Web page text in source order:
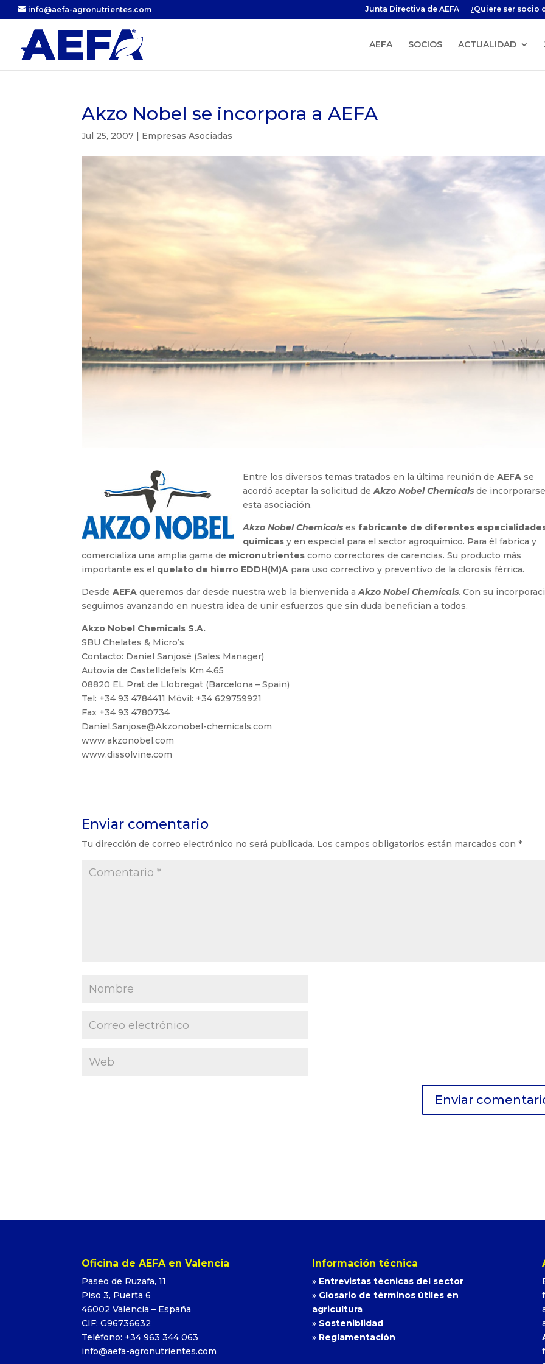
info@aefa-agronutrientes.com Junta Directiva de AEFA ¿Quiere ser socio
AEFA SOCIOS ACTUALIDAD
Akzo Nobel se incorpora a AEFA
Jul 25, 2007 | Empresas Asociadas
Entre los diversos temas tratados en la última reunión deAEFA se
acordó aceptar la solicitud deAkzo Nobel Chemicals de
esta asociación.
Akzo Nobel Chemicals esfabricante de diferentes
químicas y en especial para el sector agroquímico. Para él fabrica y
comercializa una amplia gama de micronutrientes como correctores de carencias. Su producto más
importante es el quelato de hierro EDDH(M)A para uso correctivo y preventivo de la clorosis férrica.
DesdeAEFAqueremos dar desde nuestra web la bienvenida aAkzo Nobel Chemicals. Con su
seguimos avanzando en nuestra idea de unir esfuerzos que sin duda benefician a todos.
Akzo Nobel Chemicals S.A.
SBU Chelates & Micro’s
Contacto: Daniel Sanjosé (Sales Manager)
Autovía de Castelldefels Km 4.65
08820 EL Prat de Llobregat (Barcelona – Spain)
Tel: +34 93 4784411 Móvil: +34 629759921
Fax +34 93 4780734
Daniel.Sanjose@Akzonobel-chemicals.com
www.akzonobel.com
www.dissolvine.com
Enviar comentario
Tu dirección de correo electrónico no será publicada. Los campos obligatorios están marcados con*
Oficina de AEFA en Valencia
Paseo de Ruzafa, 11
Piso 3, Puerta 6
46002 Valencia – España
CIF: G96736632
Teléfono: +34 963 344 063
info@aefa-agronutrientes.com
Información técnica
» Entrevistas técnicas del sector
» Glosario de términos útiles en
agricultura
» Sosteniblidad
» Reglamentación